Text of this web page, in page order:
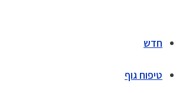
חדש
טיפוח גוף